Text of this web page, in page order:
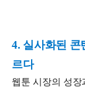
4. 실사화된 콘
르다
웹툰 시장의 성장